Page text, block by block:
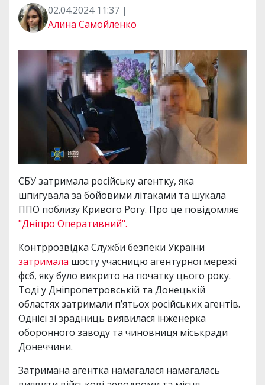
02.04.2024 11:37 |
Алина Самойленко
СБУ затримала російську агентку, яка
шпигувала за бойовими літаками та шукала
ППО поблизу Кривого Рогу. Про це повідомляє
"Дніпро Оперативний".
Контррозвідка Служби безпеки України
затримала шосту учасницю агентурної мережі
фсб, яку було викрито на початку цього року.
Тоді у Дніпропетровській та Донецькій
областях затримали п’ятьох російських агентів.
Однієї зі зрадниць виявилася інженерка
оборонного заводу та чиновниця міськради
Донеччини.
Затримана агентка намагалася намагалась